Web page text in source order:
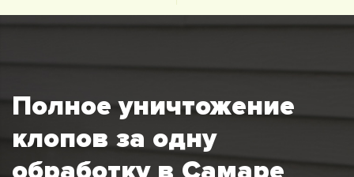
Полное уничтожение
клопов за одну